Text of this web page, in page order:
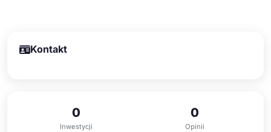
Kontakt
0
Inwestycji
0
Opinii